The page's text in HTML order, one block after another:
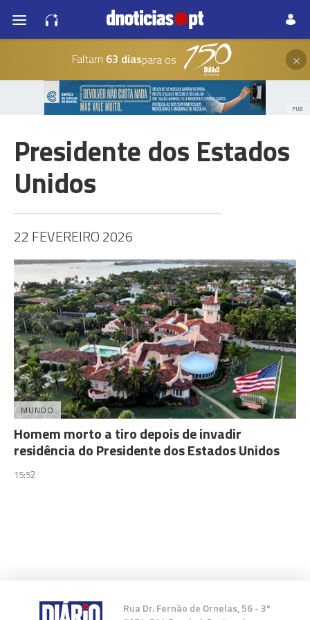
Faltam 63 diaspara os ×
PUB
Presidente dos Estados
Unidos
22 FEVEREIRO 2026
MUNDO
Homem morto a tiro depois de invadir
residência do Presidente dos Estados Unidos
15:52
Rua Dr. Fernão de Ornelas, 56 - 3º